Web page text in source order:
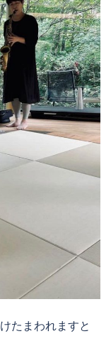
たまわれますと